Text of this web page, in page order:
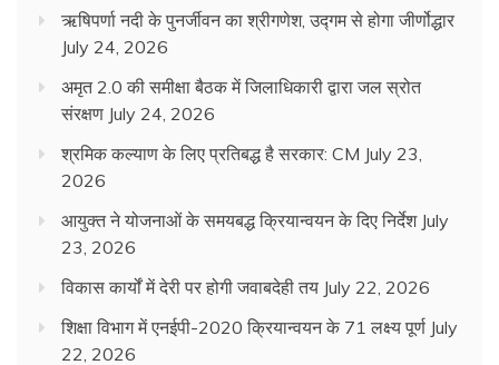
ऋषिपर्णा नदी के पुनर्जीवन का श्रीगणेश, उद्गम से होगा जीर्णोद्धार
July 24, 2026
अमृत 2.0 की समीक्षा बैठक में जिलाधिकारी द्वारा जल स्रोत
संरक्षण July 24, 2026
श्रमिक कल्याण के लिए प्रतिबद्ध है सरकार: CM July 23,
2026
आयुक्त ने योजनाओं के समयबद्ध क्रियान्वयन के दिए निर्देश July
23, 2026
विकास कार्यों में देरी पर होगी जवाबदेही तय July 22, 2026
शिक्षा विभाग में एनईपी-2020 क्रियान्वयन के 71 लक्ष्य पूर्ण July
22, 2026